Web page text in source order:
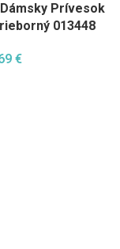
Prívesok
013448
€